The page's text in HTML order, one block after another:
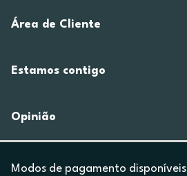
Área de Cliente
Estamos contigo
Opinião
Modos de pagamento disponíveis